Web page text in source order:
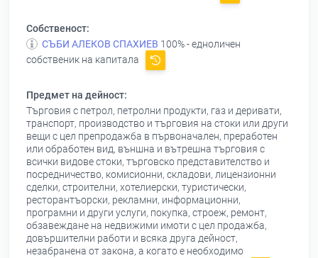
Собственост:
СЪБИ АЛЕКОВ СПАХИЕВ 100% - едноличен
собственик на капитала
Предмет на дейност:
Търговия с петрол, петролни продукти, газ и деривати,
транспорт, производство и търговия на стоки или други
вещи с цел препродажба в първоначален, преработен
или обработен вид, външна и вътрешна търговия с
всички видове стоки, търговско представителство и
посредничество, комисионни, складови, лицензионни
сделки, строителни, хотелиерски, туристически,
ресторантъорски, рекламни, информационни,
програмни и други услуги, покупка, строеж, ремонт,
обзавеждане на недвижими имоти с цел продажба,
довършителни работи и всяка друга дейност,
незабранена от закона, а когато е необходимо